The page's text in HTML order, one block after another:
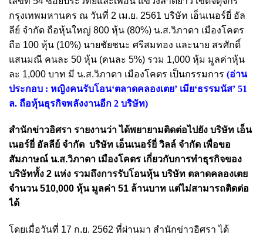
กรุงเทพมหานคร ณ วันที่ 2 เม.ย. 2561 บริษัท เอ็นเนอร์ยี่ อัล
ลีย์ จำกัด ถือหุ้นใหญ่ 800 หุ้น (80%) น.ส.วิภาดา เมืองโคตร
ถือ 100 หุ้น (10%) นายชัยชนะ ศรีสมทอง และนาย สรศักดิ์
แสนมณี คนละ 50 หุ้น (คนละ 5%) รวม 1,000 หุ้ม มูลค่าหุ้น
ละ 1,000 บาท มี น.ส.วิภาดา เมืองโคตร เป็นกรรมการ (อ่าน
ประกอบ : หญิงคนรับโอน‘ตลาดคลองเตย’ เมีย‘ธรรมนัส’ 51
ล. ถือหุ้นธุรกิจพลังงานอีก 2 บริษัท)
สำนักข่าวอิศรา รายงานว่า ได้พยายามติดต่อไปยัง บริษัท เอ็น
เนอร์ยี่ อัลลีย์ จำกัด บริษัท เอ็นเนอร์ยี่ วิลล์ จำกัด เพื่อขอ
สัมภาษณ์ น.ส.วิภาดา เมืองโคตร เกี่ยวกับการทำธุรกิจของ
บริษัททั้ง 2 แห่ง รวมถึงการรับโอนหุ้น บริษัท ตลาดคลองเตย
จำนวน 510,000 หุ้น มูลค่า 51 ล้านบาท แต่ไม่สามารถติดต่อ
ได้
โดยเมื่อวันที่ 17 ก.ย. 2562 ที่ผ่านมา สำนักข่าวอิศรา ได้